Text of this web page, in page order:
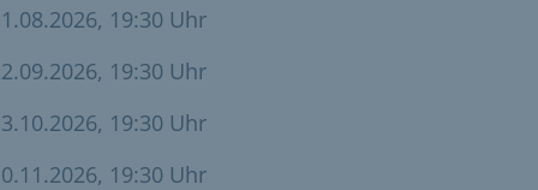
19:30 Uhr
19:30 Uhr
19:30 Uhr
19:30 Uhr